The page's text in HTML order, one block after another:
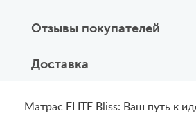
Отзывы покупателей
Доставка
Матрас ELITE Bliss: Ваш путь к